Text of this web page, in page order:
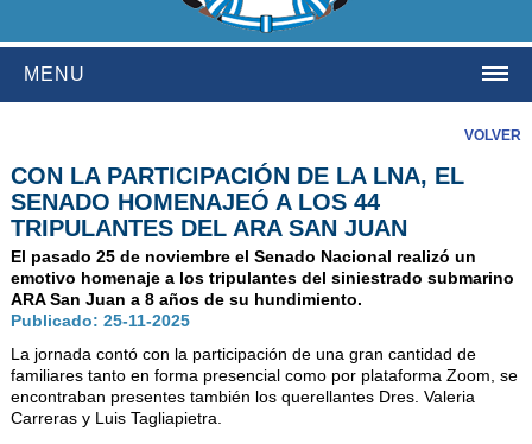
MENU
INSTITUCIONAL
NOSOTROS
HISTORIA
AUTORIDADES
BENEFICIOS
NOTICIAS & ACTIVIDADES
ESCUELA NÁUTICA
VOLVER
CON LA PARTICIPACIÓN DE LA LNA, EL
SENADO HOMENAJEÓ A LOS 44
TRIPULANTES DEL ARA SAN JUAN
El pasado 25 de noviembre el Senado Nacional realizó un
emotivo homenaje a los tripulantes del siniestrado submarino
ARA San Juan a 8 años de su hundimiento.
Publicado: 25-11-2025
La jornada contó con la participación de una gran cantidad de
familiares tanto en forma presencial como por plataforma Zoom, se
encontraban presentes también los querellantes Dres. Valeria
Carreras y Luis Tagliapietra.